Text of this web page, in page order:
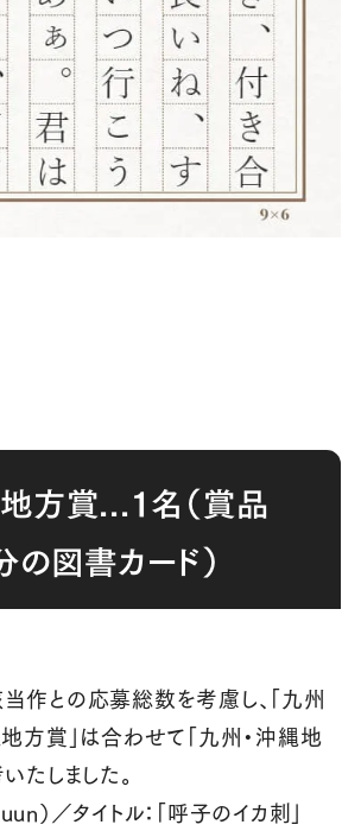
方賞...１名（賞品
の図書カード）
との応募総数を考慮し、「九州
方賞」は合わせて「九州・沖縄地
たしました。
）／タイトル：「呼子のイカ刺」